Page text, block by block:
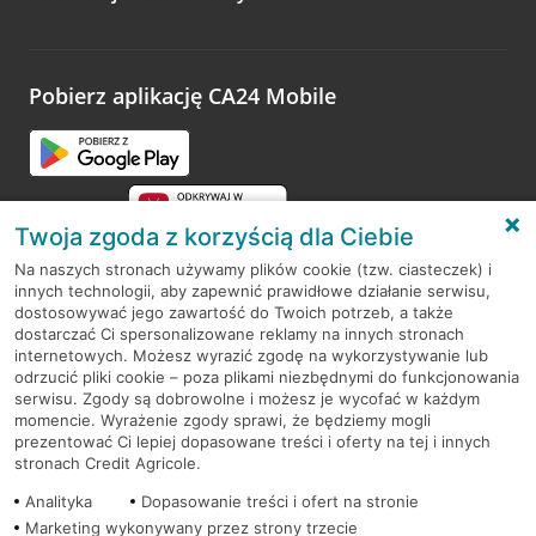
opinie.
Pobierz aplikację CA24 Mobile
RODO
Regulamin serwisu
Mapa serwisu
PolitykaCookies
Twoja zgoda z korzyścią dla Ciebie
Na naszych stronach używamy plików cookie (tzw. ciasteczek) i
innych technologii, aby zapewnić prawidłowe działanie serwisu,
dostosowywać jego zawartość do Twoich potrzeb, a także
dostarczać Ci spersonalizowane reklamy na innych stronach
internetowych. Możesz wyrazić zgodę na wykorzystywanie lub
odrzucić pliki cookie – poza plikami niezbędnymi do funkcjonowania
serwisu. Zgody są dobrowolne i możesz je wycofać w każdym
momencie. Wyrażenie zgody sprawi, że będziemy mogli
prezentować Ci lepiej dopasowane treści i oferty na tej i innych
stronach Credit Agricole.
Analityka
Dopasowanie treści i ofert na stronie
Marketing wykonywany przez strony trzecie